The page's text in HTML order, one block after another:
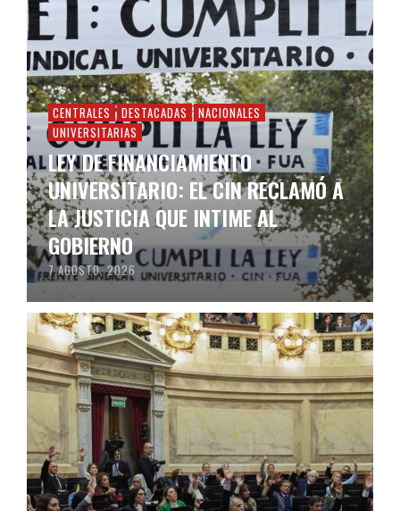
CENTRALES DESTACADAS
NACIONALES
UNIVERSITARIAS
LEY DE FINANCIAMIENTO
UNIVERSITARIO: EL CIN RECLAMÓ A
LA JUSTICIA QUE INTIME AL
GOBIERNO
7 AGOSTO, 2026